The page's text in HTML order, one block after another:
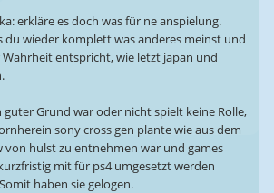
erkläre es doch was für ne anspielung.
du wieder komplett was anderes meinst und
entspricht, wie letzt japan und
guter Grund war oder nicht spielt keine Rolle,
sony cross gen plante wie aus dem
von hulst zu entnehmen war und games
mit für ps4 umgesetzt werden
haben sie gelogen.